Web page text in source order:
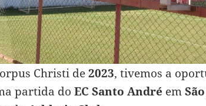
Christi de2023, tivemos a
partida do EC Santo André em